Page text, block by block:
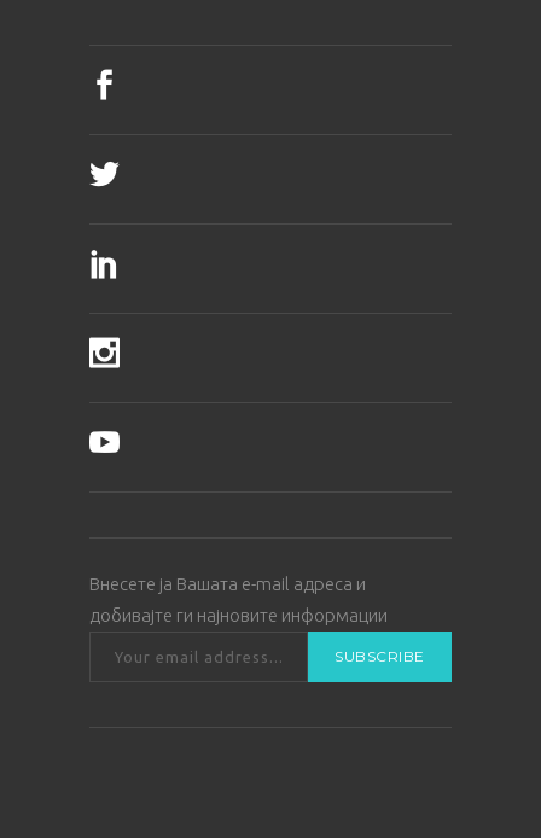
Внесете ја Вашата е-mail адреса и
добивајте ги најновите информации